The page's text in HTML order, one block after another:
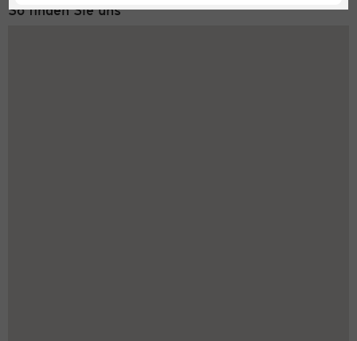
So finden Sie uns